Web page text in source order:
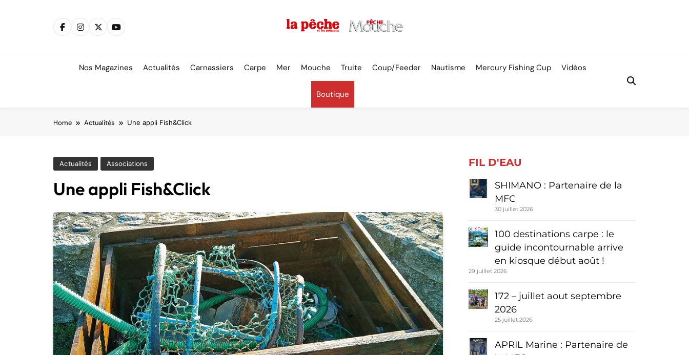
Nos Magazines Actualités Carnassiers Carpe Mer Mouche Truite Coup/Feeder Nautisme Mercury Fishing Cup Vidéos
Boutique
Home Actualités Une appli Fish&Click
Actualités Associations
Une appli Fish&Click
FIL D'EAU
SHIMANO : Partenaire de la
MFC
30 juillet 2026
100 destinations carpe : le
guide incontournable arrive
en kiosque début août !
29 juillet 2026
172 – juillet aout septembre
2026
25 juillet 2026
APRIL Marine : Partenaire de